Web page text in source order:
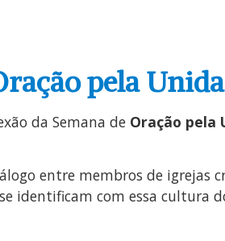
pela
da Semana de Oração pela
entre membros de igrejas
identificam com essa cultura